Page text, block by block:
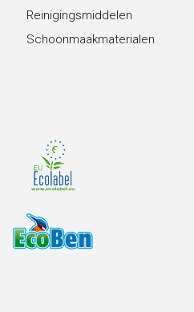
Reinigingsmiddelen
Schoonmaakmaterialen